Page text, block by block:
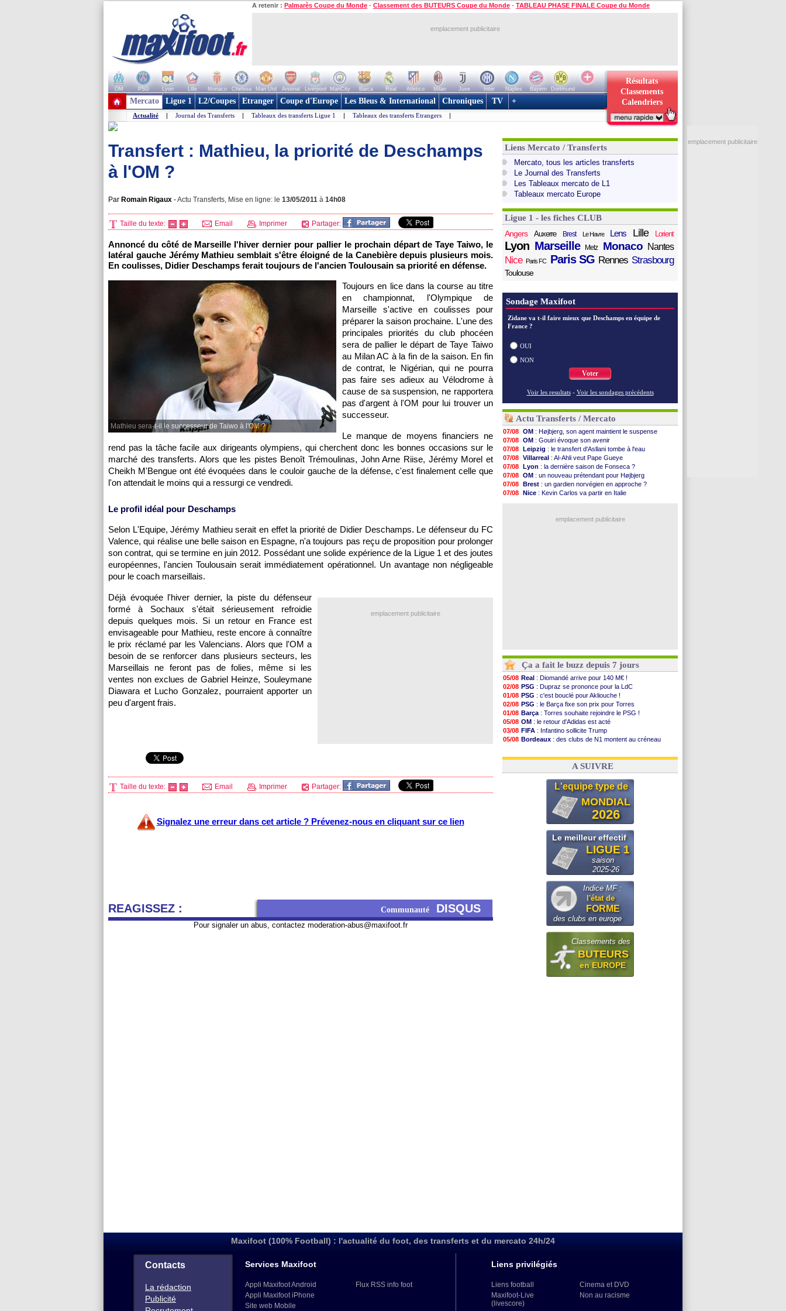
A retenir : Palmarès Coupe du Monde - Classement des BUTEURS Coupe du Monde - TABLEAU PHASE FINALE Coupe du Monde
emplacement publicitaire
OM PSG Lyon Lille Monaco Chelsea Man Utd Arsenal Liverpool ManCity Barca Real Atletico Milan Juve Inter Naples Bayern
Dortmund
+ de clubs
Résultats
Classements
Calendriers
Mercato Ligue 1 L2/Coupes Etranger Coupe d'Europe Les Bleus & International Chroniques TV +
Actualité | Journal des Transferts | Tableaux des transferts Ligue 1 | Tableaux des transferts Etrangers |
Transfert : Mathieu, la priorité de Deschamps
à l'OM ?
Par Romain Rigaux -Actu Transferts, Mise en ligne: le 13/05/2011 à 14h08
Taille du texte: Email Imprimer Partager:
Annoncé du côté de Marseille l'hiver dernier pour pallier le prochain départ de Taye Taiwo, le
latéral gauche Jérémy Mathieu semblait s'être éloigné de la Canebière depuis plusieurs mois.
En coulisses, Didier Deschamps ferait toujours de l'ancien Toulousain sa priorité en défense.
Mathieu sera-t-il le successeur de Taiwo à l'OM ?
Toujours en lice dans la course au titre
en championnat, l'Olympique de
Marseille s'active en coulisses pour
préparer la saison prochaine. L'une des
principales priorités du club phocéen
sera de pallier le départ de Taye Taiwo
au Milan AC à la fin de la saison. En fin
de contrat, le Nigérian, qui ne pourra
pas faire ses adieux au Vélodrome à
cause de sa suspension, ne rapportera
pas d'argent à l'OM pour lui trouver un
successeur.
Le manque de moyens financiers ne
rend pas la tâche facile aux dirigeants olympiens, qui cherchent donc les bonnes occasions sur le
marché des transferts. Alors que les pistes Benoît Trémoulinas, John Arne Riise, Jérémy Morel et
Cheikh M'Bengue ont été évoquées dans le couloir gauche de la défense, c'est finalement celle que
l'on attendait le moins qui a ressurgi ce vendredi.
Le profil idéal pour Deschamps
Selon L'Equipe, Jérémy Mathieu serait en effet la priorité de Didier Deschamps. Le défenseur du FC
Valence, qui réalise une belle saison en Espagne, n'a toujours pas reçu de proposition pour prolonger
son contrat, qui se termine en juin 2012. Possédant une solide expérience de la Ligue 1 et des joutes
européennes, l'ancien Toulousain serait immédiatement opérationnel. Un avantage non négligeable
pour le coach marseillais.
emplacement publicitaire
Déjà évoquée l'hiver dernier, la piste du défenseur
formé à Sochaux s'était sérieusement refroidie
depuis quelques mois. Si un retour en France est
envisageable pour Mathieu, reste encore à connaître
le prix réclamé par les Valencians. Alors que l'OM a
besoin de se renforcer dans plusieurs secteurs, les
Marseillais ne feront pas de folies, même si les
ventes non exclues de Gabriel Heinze, Souleymane
Diawara et Lucho Gonzalez, pourraient apporter un
peu d'argent frais.
Taille du texte: Email Imprimer Partager:
Signalez une erreur dans cet article ? Prévenez-nous en cliquant sur ce lien
REAGISSEZ : Communauté DISQUS
Pour signaler un abus, contactez moderation-abus@maxifoot.fr
Liens Mercato / Transferts
Mercato, tous les articles transferts
Le Journal des Transferts
Les Tableaux mercato de L1
Tableaux mercato Europe
Ligue 1 - les fiches CLUB
Angers
Auxerre Brest Le Havre Lens Lille Lorient
Lyon Marseille Metz Monaco Nantes
Nice Paris FC Paris SG Rennes Strasbourg
Toulouse
Sondage Maxifoot
Zidane va t-il faire mieux que Deschamps en équipe de
France ?
OUI
NON
Voter
Voir les resultats - Voir les sondages précédents
Actu Transferts / Mercato
07/08 OM : Højbjerg, son agent maintient le suspense
07/08 OM : Gouiri évoque son avenir
07/08 Leipzig : le transfert d'Asllani tombe à l'eau
07/08 Villarreal : Al-Ahli veut Pape Gueye
07/08 Lyon : la dernière saison de Fonseca ?
07/08 OM : un nouveau prétendant pour Højbjerg
07/08 Brest : un gardien norvégien en approche ?
07/08 Nice : Kevin Carlos va partir en Italie
: Mangala prêté à Getafe (officiel)
emplacement publicitaire
Ça a fait le buzz depuis 7 jours
05/08 Real : Diomandé arrive pour 140 M€ !
02/08 PSG : Dupraz se prononce pour la LdC
01/08 PSG : c'est bouclé pour Akliouche !
02/08 PSG : le Barça fixe son prix pour Torres
01/08 Barça : Torres souhaite rejoindre le PSG !
05/08 OM : le retour d'Adidas est acté
03/08 FIFA : Infantino sollicite Trump
05/08 Bordeaux : des clubs de N1 montent au créneau
03/08 Real: le démenti de Leipzig pour Diomandé
A SUIVRE
L'equipe type de
MONDIAL
2026
Le meilleur effectif
LIGUE 1
saison
2025-26
Indice MF :
l'état de
FORME
des clubs en europe
Classements des
BUTEURS
en EUROPE
emplacement publicitaire
Maxifoot (100% Football) : l'actualité du foot, des transferts et du mercato 24h/24
Contacts
La rédaction
Publicité
Services Maxifoot
Appli Maxifoot Android
Appli Maxifoot iPhone
Site web Mobile
Flux RSS info foot
Liens privilégiés
Liens football
Maxifoot-Live
(livescore)
Cinema et DVD
Non au racisme